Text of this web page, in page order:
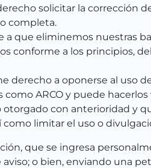
solicitar la corrección
completa.
a que eliminemos nuestras
conforme a los principios,
derecho a oponerse al uso
como ARCO y puede
con anterioridad y
limitar el uso o
que se ingresa
o bien, enviando una